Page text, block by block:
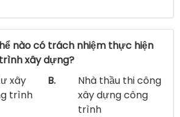
nào có trách nhiệm thực hiện
xây dựng?
xây
trình
B.
Nhà thầu thi công
xây dựng công
trình